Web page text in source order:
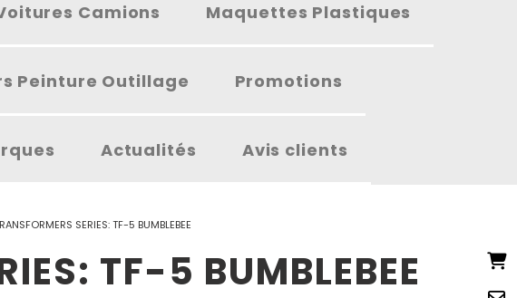
Camions Maquettes Plastiques
Peinture Outillage Promotions
Actualités Avis clients
SERIES: TF-5 BUMBLEBEE
TF-5 BUMBLEBEE